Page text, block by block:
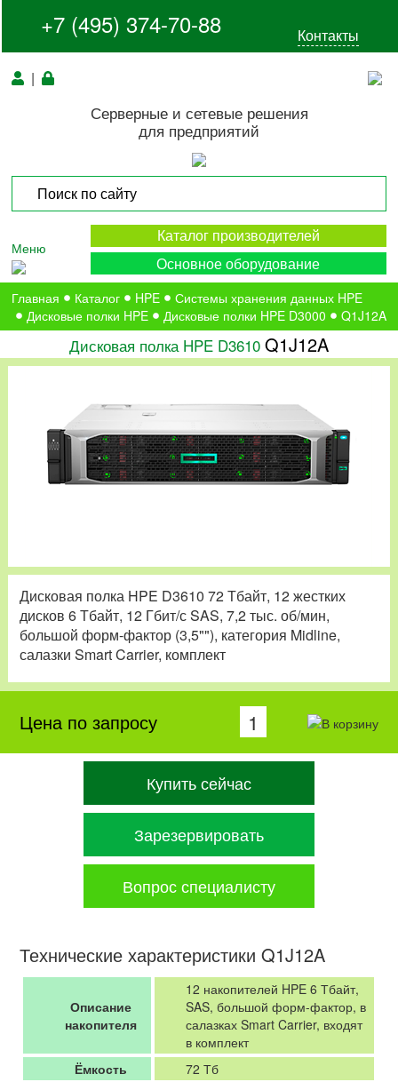
+7 (495) 374-70-88 Контакты
|
Серверные и сетевые решения
для предприятий
Меню
Каталог производителей
Основное оборудование
Главная Каталог HPE
Системы хранения данных HPE
Дисковые полки HPE
Дисковые полки HPE D3000 Q1J12A
Дисковая полка HPE D3610 Q1J12A
Дисковая полка HPE D3610 72 Тбайт, 12 жестких
дисков 6 Тбайт, 12 Гбит/с SAS, 7,2 тыс. об/мин,
большой форм-фактор (3,5""), категория Midline,
салазки Smart Carrier, комплект
Цена по запросу
Купить сейчас
Зарезервировать
Вопрос специалисту
Технические характеристики Q1J12A
Описание
накопителя
12 накопителей HPE 6 Тбайт,
SAS, большой форм-фактор, в
салазках Smart Carrier, входят
в комплект
Ёмкость
72 Тб